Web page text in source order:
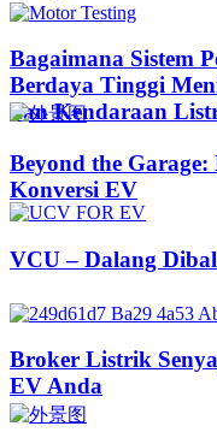
Bagaimana Sistem
Berdaya Tinggi
dan Kendaraan
Beyond the
Konversi EV
VCU – Dalang
Broker Listrik
EV Anda